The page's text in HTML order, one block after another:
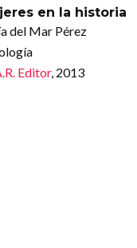
en la historia
del Mar Pérez
Editor, 2013